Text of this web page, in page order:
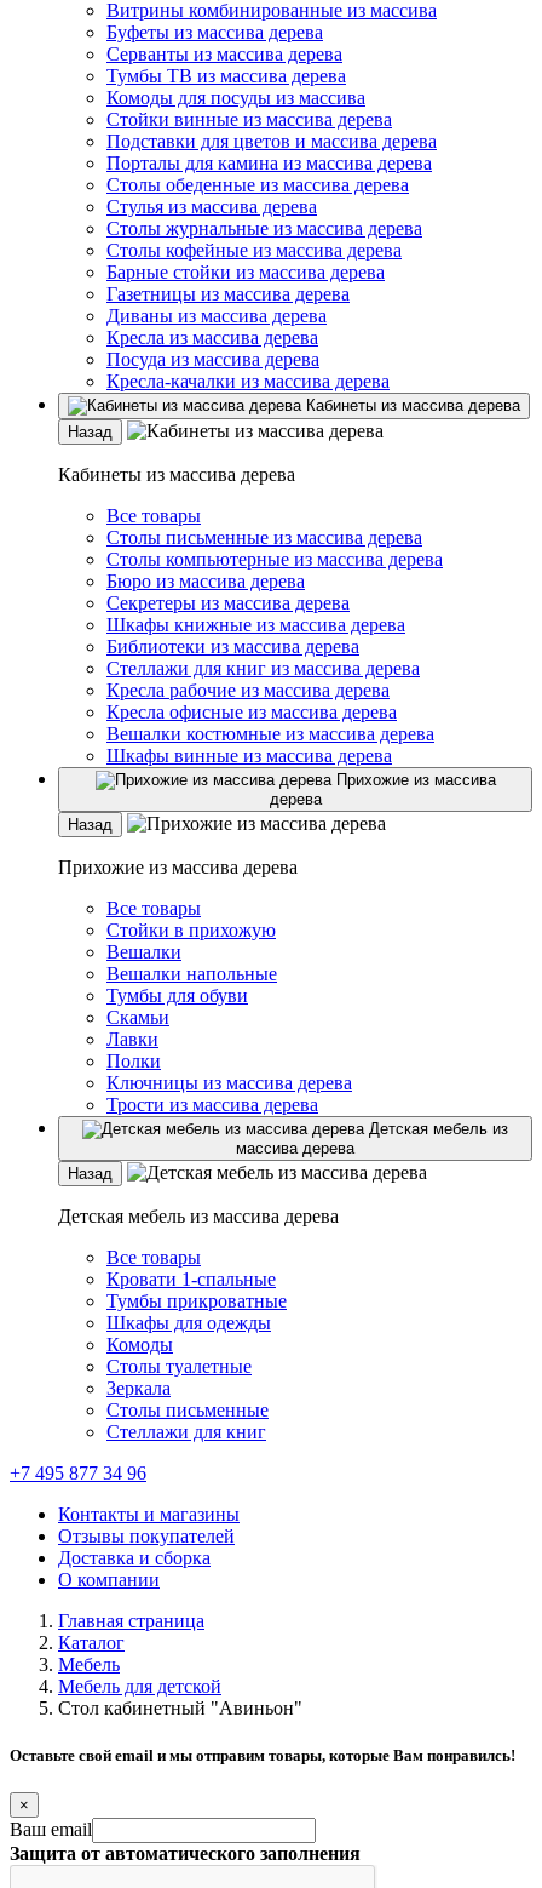
Витрины комбинированные из массива
Буфеты из массива дерева
Серванты из массива дерева
Тумбы ТВ из массива дерева
Комоды для посуды из массива
Стойки винные из массива дерева
Подставки для цветов и массива дерева
Порталы для камина из массива дерева
Столы обеденные из массива дерева
Стулья из массива дерева
Столы журнальные из массива дерева
Столы кофейные из массива дерева
Барные стойки из массива дерева
Газетницы из массива дерева
Диваны из массива дерева
Кресла из массива дерева
Посуда из массива дерева
Кресла-качалки из массива дерева
Кабинеты из массива дерева
Назад
Кабинеты из массива дерева
Все товары
Столы письменные из массива дерева
Столы компьютерные из массива дерева
Бюро из массива дерева
Секретеры из массива дерева
Шкафы книжные из массива дерева
Библиотеки из массива дерева
Стеллажи для книг из массива дерева
Кресла рабочие из массива дерева
Кресла офисные из массива дерева
Вешалки костюмные из массива дерева
Шкафы винные из массива дерева
Прихожие из массива
дерева
Назад
Прихожие из массива дерева
Все товары
Стойки в прихожую
Вешалки
Вешалки напольные
Тумбы для обуви
Скамьи
Лавки
Полки
Ключницы из массива дерева
Трости из массива дерева
Детская мебель из
массива дерева
Назад
Детская мебель из массива дерева
Все товары
Кровати 1-спальные
Тумбы прикроватные
Шкафы для одежды
Комоды
Столы туалетные
Зеркала
Столы письменные
Стеллажи для книг
+7 495 877 34 96
Контакты и магазины
Отзывы покупателей
Доставка и сборка
О компании
Главная страница
Каталог
Мебель
Мебель для детской
Стол кабинетный "Авиньон"
Оставьте свой email и мы отправим товары, которые Вам понравилсь!
×
Ваш email
Защита от автоматического заполнения